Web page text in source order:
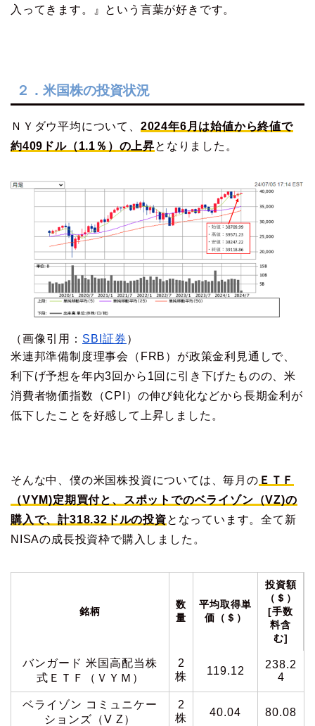
入ってきます。』という言葉が好きです。
２．米国株の投資状況
ＮＹダウ平均について、 2024年6月は始値から終値で
約409ドル（1.1％）の上昇となりました。
（画像引用： SBI証券 ）
米連邦準備制度理事会（FRB）が政策金利見通しで、
利下げ予想を年内3回から1回に引き下げたものの、米
消費者物価指数（CPI）の伸び鈍化などから長期金利が
低下したことを好感して上昇しました。
そんな中、僕の米国株投資については、毎月の ＥＴＦ
（VYM)定期買付と、スポットでのベライゾン（VZ)の
購入で、計318.32ドルの投資となっています。全て新
NISAの成長投資枠で購入しました。
銘柄
数
量
平均取得単
価（＄）
投資額
（＄）
[手数
料含
む]
バンガード 米国高配当株
式ＥＴＦ（ＶＹＭ）
2
株
119.12
238.2
4
ベライゾン コミュニケー
ションズ（V Z）
2
株
40.04 80.08